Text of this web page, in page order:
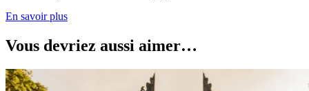
En savoir plus
Vous devriez aussi aimer…